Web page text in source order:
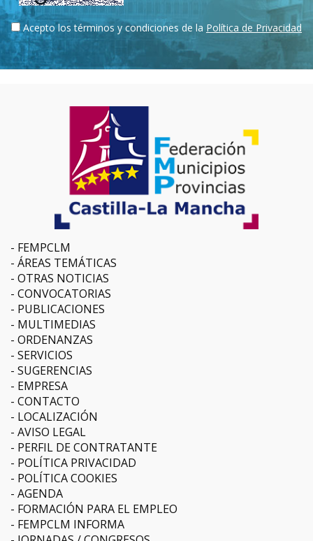
Acepto los términos y condiciones de la Política de Privacidad
FEMPCLM
ÁREAS TEMÁTICAS
OTRAS NOTICIAS
CONVOCATORIAS
PUBLICACIONES
MULTIMEDIAS
ORDENANZAS
SERVICIOS
SUGERENCIAS
EMPRESA
CONTACTO
LOCALIZACIÓN
AVISO LEGAL
PERFIL DE CONTRATANTE
POLÍTICA PRIVACIDAD
POLÍTICA COOKIES
AGENDA
FORMACIÓN PARA EL EMPLEO
FEMPCLM INFORMA